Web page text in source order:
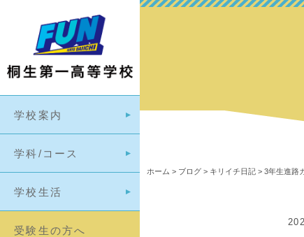
学校案内
学科/コース
学校生活
受験生の方へ
ホーム > ブログ > キリイチ日記 > 3年生進路